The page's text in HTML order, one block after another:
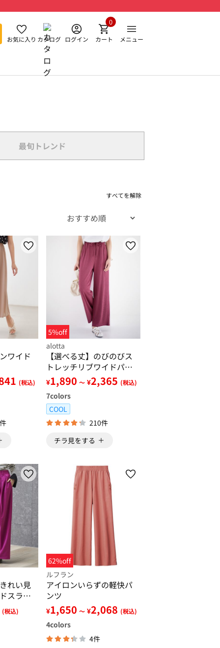
お気に入り カタログ ログイン カート
0
メニュー
最旬トレンド
すべてを解除
ワイド
(税込)
5%off
alotta
【選べる丈】のびのびス
トレッチリブワイドパン
ツ
¥1,890 ～ ¥2,365 (税込)
7colors
COOL
210件
チラ見をする
れい見
スラッ
(税込)
62%off
ルフラン
アイロンいらずの軽快パ
ンツ
¥1,650 ～ ¥2,068 (税込)
4colors
4件